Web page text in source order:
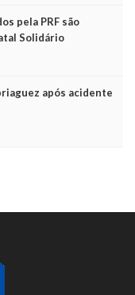
pela PRF são
Solidário
após acidente